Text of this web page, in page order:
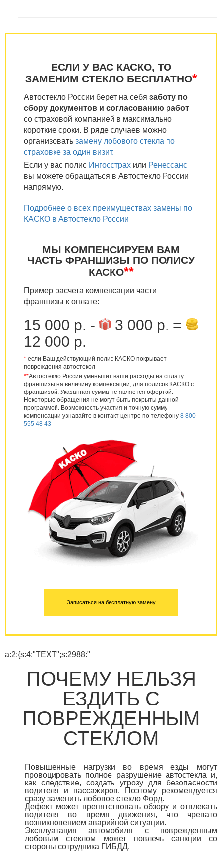
ЕСЛИ У ВАС КАСКО, ТО
ЗАМЕНИМ СТЕКЛО БЕСПЛАТНО*
Автостекло России берет на себя заботу по
сбору документов и согласованию работ
со страховой компанией в максимально
короткие сроки. В ряде случаев можно
организовать замену лобового стекла по
страховке за один визит.
Если у вас полис Ингосстрах или Ренессанс
вы можете обращаться в Автостекло России
напрямую.
Подробнее о всех преимуществах замены по
КАСКО в Автостекло России
МЫ КОМПЕНСИРУЕМ ВАМ
ЧАСТЬ ФРАНШИЗЫ ПО ПОЛИСУ
КАСКО**
Пример расчета компенсации части
франшизы к оплате:
15 000 р. -
3 000 р. =
12 000 р.
* если Ваш действующий полис КАСКО покрывает
повреждения автостекол
**Автостекло России уменьшит ваши расходы на оплату
франшизы на величину компенсации, для полисов КАСКО с
франшизой. Указанная сумма не является офертой.
Некоторые обращения не могут быть покрыты данной
программой. Возможность участия и точную сумму
компенсации узнавайте в контакт центре по телефону 8 800
555 48 43
Записаться на бесплатную замену
a:2:{s:4:"TEXT";s:2988:"
ПОЧЕМУ НЕЛЬЗЯ
ЕЗДИТЬ С
ПОВРЕЖДЕННЫМ
СТЕКЛОМ
Повышенные нагрузки во время езды могут
провоцировать полное разрушение автостекла и,
как следствие, создать угрозу для безопасности
водителя и пассажиров. Поэтому рекомендуется
сразу заменить лобовое стекло Форд.
Дефект может препятствовать обзору и отвлекать
водителя во время движения, что чревато
возникновением аварийной ситуации.
Эксплуатация автомобиля с поврежденным
лобовым стеклом может повлечь санкции со
стороны сотрудника ГИБДД.